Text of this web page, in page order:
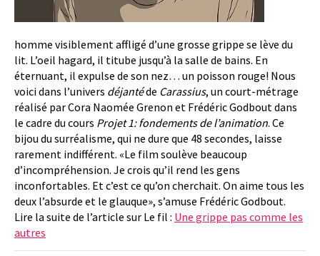
homme visiblement affligé d’une grosse grippe se lève du
lit. L’oeil hagard, il titube jusqu’à la salle de bains. En
éternuant, il expulse de son nez… un poisson rouge! Nous
voici dans l’univers déjantéde Carassius, un court-métrage
réalisé par Cora Naomée Grenon et Frédéric Godbout dans
le cadre du cours Projet 1: fondements de l’animation. Ce
bijou du surréalisme, qui ne dure que 48 secondes, laisse
rarement indifférent. «Le film soulève beaucoup
d’incompréhension. Je crois qu’il rend les gens
inconfortables. Et c’est ce qu’on cherchait. On aime tous les
deux l’absurde et le glauque», s’amuse Frédéric Godbout.
Lire la suite de l’article sur Le fil : Une grippe pas comme les
autres